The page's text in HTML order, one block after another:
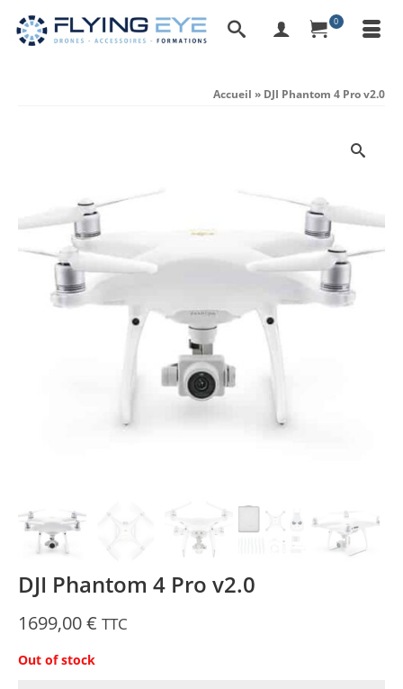
0
Accueil » DJI Phantom 4 Pro v2.0
DJI Phantom 4 Pro v2.0
1699,00€ TTC
Out of stock